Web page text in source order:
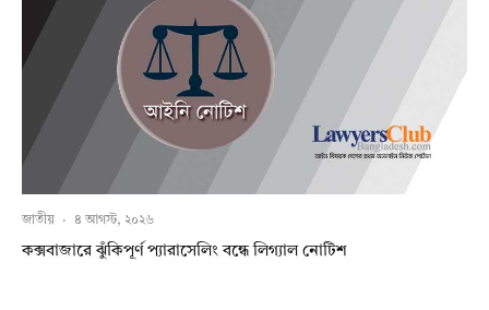
জাতীয় · ৪ আগস্ট, ২০২৬
কক্সবাজারে ঝুঁকিপূর্ণ প্যারাসেলিং বন্ধে লিগ্যাল নোটিশ